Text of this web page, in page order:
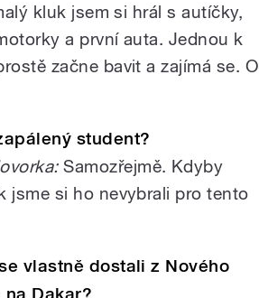
kluk jsem si hrál s autíčky,
a první auta. Jednou k
začne bavit a zajímá se. O
student?
Samozřejmě. Kdyby
jsme si ho nevybrali pro tento
vlastně dostali z Nového
na Dakar?